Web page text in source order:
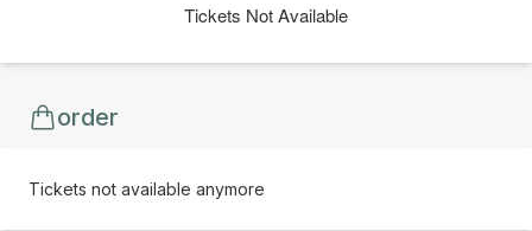
Tickets Not Available
order
Tickets not available anymore